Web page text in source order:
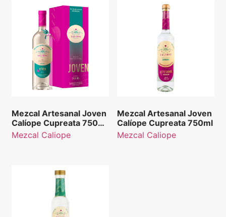
Mezcal Artesanal Joven
Calíope Cupreata 750
ml
Mezcal Caliope
Mezcal Artesanal Joven
Calíope Cupreata 750ml
Mezcal Caliope